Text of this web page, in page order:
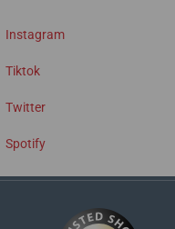
Instagram
Tiktok
Twitter
Spotify